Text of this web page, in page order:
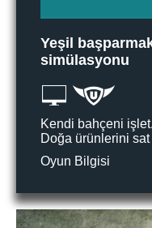
Yeşil
simülasyonu
Kendi bahçeni
Doğa ürünlerini
Oyun Bilgisi